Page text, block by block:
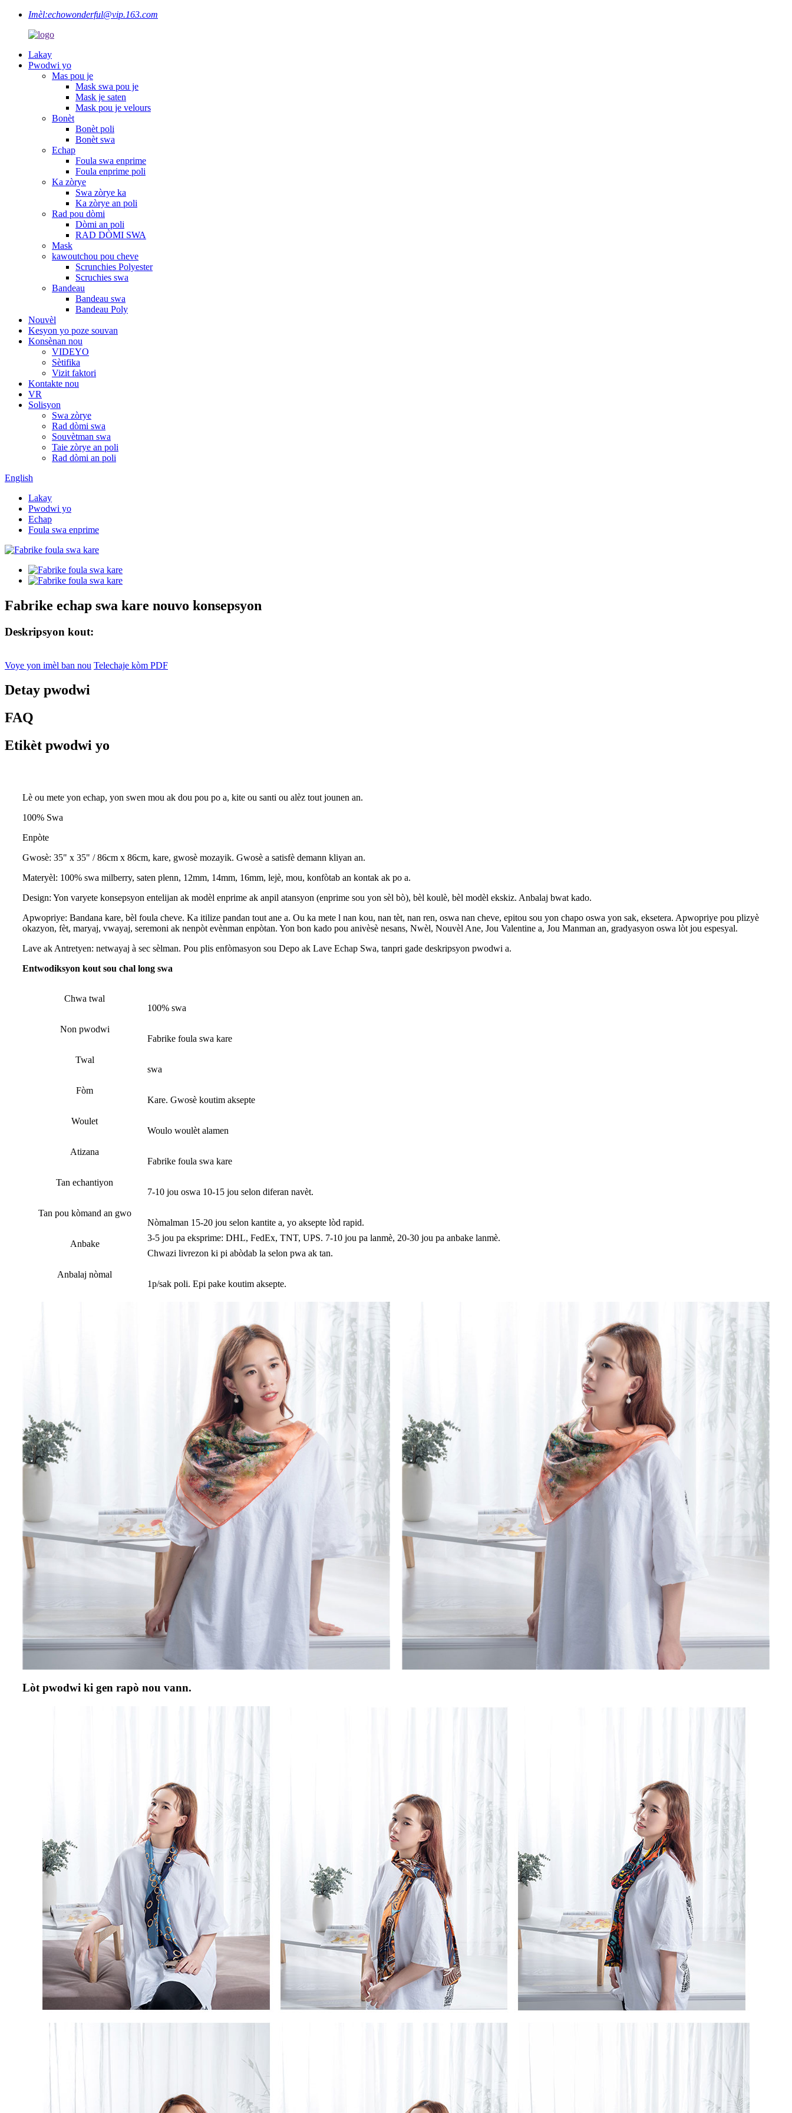
Imèl:echowonderful@vip.163.com
Lakay
Pwodwi yo
Mas pou je
Mask swa pou je
Mask je saten
Mask pou je velours
Bonèt
Bonèt poli
Bonèt swa
Echap
Foula swa enprime
Foula enprime poli
Ka zòrye
Swa zòrye ka
Ka zòrye an poli
Rad pou dòmi
Dòmi an poli
RAD DÒMI SWA
Mask
kawoutchou pou cheve
Scrunchies Polyester
Scruchies swa
Bandeau
Bandeau swa
Bandeau Poly
Nouvèl
Kesyon yo poze souvan
Konsènan nou
VIDEYO
Sètifika
Vizit faktori
Kontakte nou
VR
Solisyon
Swa zòrye
Rad dòmi swa
Souvètman swa
Taie zòrye an poli
Rad dòmi an poli
English
Lakay
Pwodwi yo
Echap
Foula swa enprime
Fabrike echap swa kare nouvo konsepsyon
Deskripsyon kout:
Voye yon imèl ban nou Telechaje kòm PDF
Detay pwodwi
FAQ
Etikèt pwodwi yo
Lè ou mete yon echap, yon swen mou ak dou pou po a, kite ou santi ou alèz tout jounen an.
100% Swa
Enpòte
Gwosè: 35" x 35" / 86cm x 86cm, kare, gwosè mozayik. Gwosè a satisfè demann kliyan an.
Materyèl: 100% swa milberry, saten plenn, 12mm, 14mm, 16mm, lejè, mou, konfòtab an kontak ak po a.
Design: Yon varyete konsepsyon entelijan ak modèl enprime ak anpil atansyon (enprime sou yon sèl bò), bèl koulè, bèl modèl ekskiz. Anbalaj bwat kado.
Apwopriye: Bandana kare, bèl foula cheve. Ka itilize pandan tout ane a. Ou ka mete l nan kou, nan tèt, nan ren, oswa nan cheve, epitou sou yon chapo oswa yon sak, eksetera. Apwopriye pou plizyè
okazyon, fèt, maryaj, vwayaj, seremoni ak nenpòt evènman enpòtan. Yon bon kado pou anivèsè nesans, Nwèl, Nouvèl Ane, Jou Valentine a, Jou Manman an, gradyasyon oswa lòt jou espesyal.
Lave ak Antretyen: netwayaj à sec sèlman. Pou plis enfòmasyon sou Depo ak Lave Echap Swa, tanpri gade deskripsyon pwodwi a.
Entwodiksyon kout sou chal long swa
Chwa twal
100% swa
Non pwodwi
Fabrike foula swa kare
Twal
swa
Fòm
Kare. Gwosè koutim aksepte
Woulet
Woulo woulèt alamen
Atizana
Fabrike foula swa kare
Tan echantiyon
7-10 jou oswa 10-15 jou selon diferan navèt.
Tan pou kòmand an gwo
Nòmalman 15-20 jou selon kantite a, yo aksepte lòd rapid.
Anbake
3-5 jou pa eksprime: DHL, FedEx, TNT, UPS. 7-10 jou pa lanmè, 20-30 jou pa anbake lanmè.
Chwazi livrezon ki pi abòdab la selon pwa ak tan.
Anbalaj nòmal
1p/sak poli. Epi pake koutim aksepte.
Lòt pwodwi ki gen rapò nou vann.